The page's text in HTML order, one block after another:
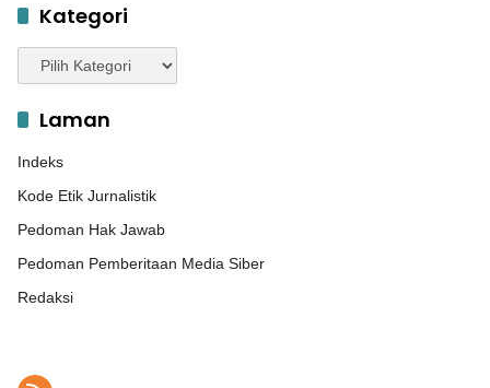
Kategori
Kategori
Laman
Indeks
Kode Etik Jurnalistik
Pedoman Hak Jawab
Pedoman Pemberitaan Media Siber
Redaksi